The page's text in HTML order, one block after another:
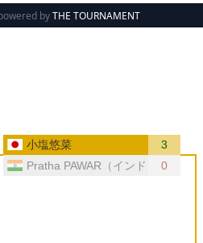
byTHE TOURNAMENT
小塩悠菜
3
Pratha PAWAR（インド）
0